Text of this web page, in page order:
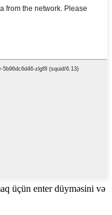
üçün enter düyməsini və